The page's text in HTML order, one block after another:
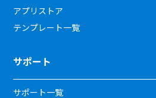
アプリストア
テンプレート一覧
サポート
サポート一覧